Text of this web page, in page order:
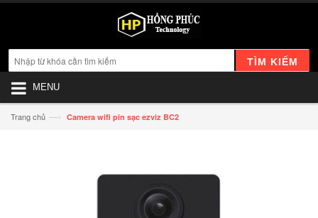
TÌM KIẾM
MENU
Trang chủ —› Camera wifi pin sạc ezviz BC2